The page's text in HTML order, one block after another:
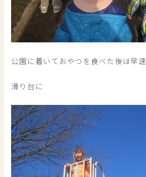
公園に着いておやつを食べた後は早速
滑り台に